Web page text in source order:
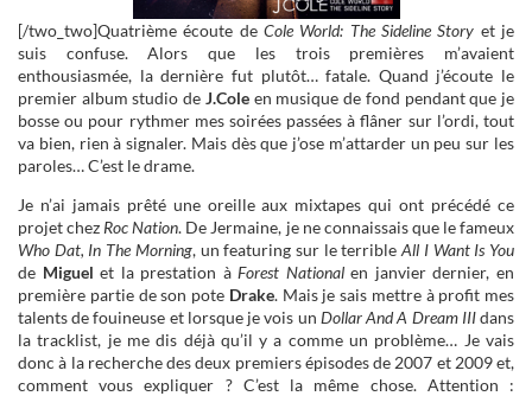
[/two_two]Quatrième écoute de Cole World: The Sideline Story et je
suis confuse. Alors que les trois premières m’avaient
enthousiasmée, la dernière fut plutôt… fatale. Quand j’écoute le
premier album studio de J.Coleen musique de fond pendant que je
bosse ou pour rythmer mes soirées passées à flâner sur l’ordi, tout
va bien, rien à signaler. Mais dès que j’ose m’attarder un peu sur les
paroles… C’est le drame.
Je n’ai jamais prêté une oreille aux mixtapes qui ont précédé ce
projet chez Roc Nation. De Jermaine, je ne connaissais que le fameux
Who Dat, In The Morning, un featuring sur le terribleAll I Want Is You
de Miguel et la prestation àForest Nationalen janvier dernier, en
première partie de son pote Drake. Mais je sais mettre à profit mes
talents de fouineuse et lorsque je vois un Dollar And A Dream IIIdans
la tracklist, je me dis déjà qu’il y a comme un problème… Je vais
donc à la recherche des deux premiers épisodes de 2007 et 2009 et,
comment vous expliquer ? C’est la même chose. Attention :